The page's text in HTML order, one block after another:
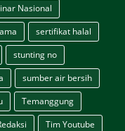
Nasional
sertifikat halal
stunting no
sumber air bersih
Temanggung
Tim Youtube